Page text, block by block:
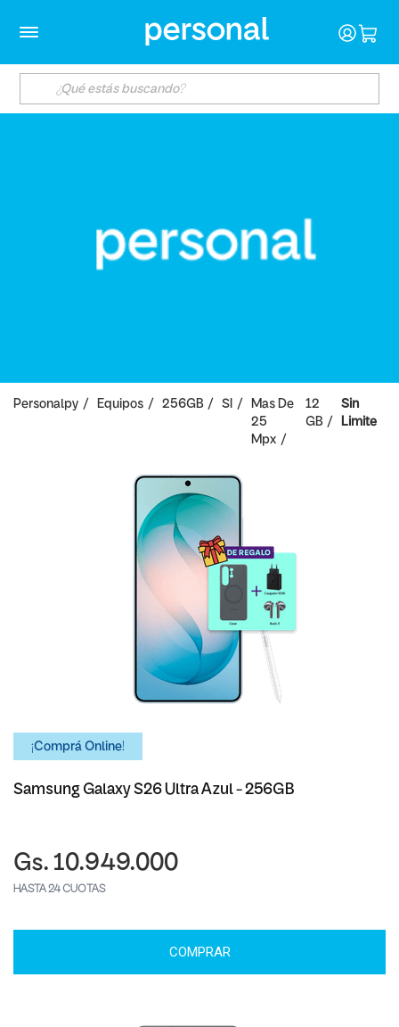
Personalpy Equipos 256GB SI
Mas De
25
Mpx
12
GB
Sin
Limite
¡Comprá Online!
Samsung Galaxy S26 Ultra Azul - 256GB
Gs. 10.949.000
HASTA 24 CUOTAS
COMPRAR